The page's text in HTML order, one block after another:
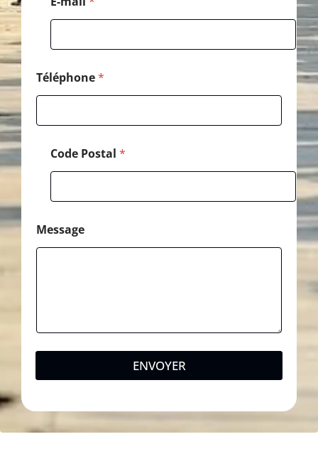
a
i
l
Téléphone*
Code Postal *
Message
ENVOYER